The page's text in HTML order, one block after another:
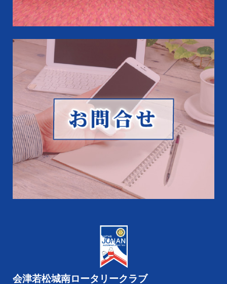
会津若松城南ロータリークラブ